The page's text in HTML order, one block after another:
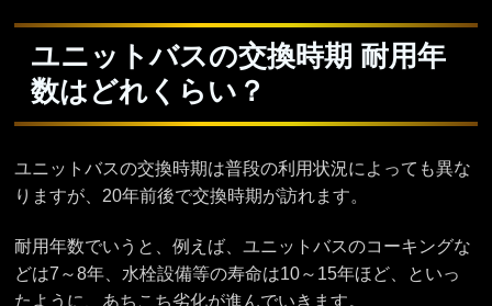
ユニットバスの交換時期 耐用年
数はどれくらい？
ユニットバスの交換時期は普段の利用状況によっても異な
りますが、20年前後で交換時期が訪れます。
耐用年数でいうと、例えば、ユニットバスのコーキングな
どは7～8年、水栓設備等の寿命は10～15年ほど、といっ
たように、あちこち劣化が進んでいきます。